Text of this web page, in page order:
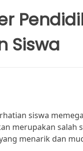
Siswa
siswa
merupakan salah
menarik dan